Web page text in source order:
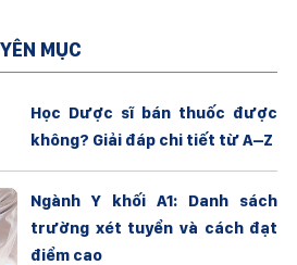
MỤC
Học Dược sĩ bán thuốc được
không? Giải đáp chi tiết từ A–Z
Ngành Y khối A1: Danh sách
trường xét tuyển và cách đạt
điểm cao